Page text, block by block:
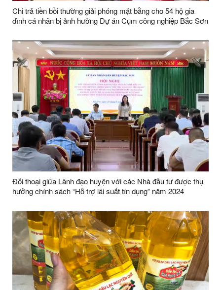
Chi trả tiền bồi thường giải phóng mặt bằng cho 54 hộ gia
đình cá nhân bị ảnh hưởng Dự án Cụm công nghiệp Bắc Sơn
Đối thoại giữa Lãnh đạo huyện với các Nhà đầu tư được thụ
hưởng chính sách “Hỗ trợ lãi suất tín dụng” năm 2024